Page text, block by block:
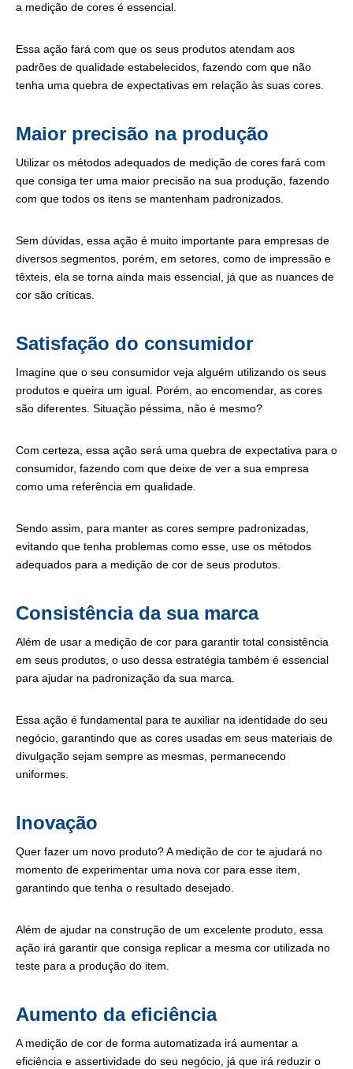
a medição de cores é essencial.
Essa ação fará com que os seus produtos atendam aos
padrões de qualidade estabelecidos, fazendo com que não
tenha uma quebra de expectativas em relação às suas cores.
Maior precisão na produção
Utilizar os métodos adequados de medição de cores fará com
que consiga ter uma maior precisão na sua produção, fazendo
com que todos os itens se mantenham padronizados.
Sem dúvidas, essa ação é muito importante para empresas de
diversos segmentos, porém, em setores, como de impressão e
têxteis, ela se torna ainda mais essencial, já que as nuances de
cor são críticas.
Satisfação do consumidor
Imagine que o seu consumidor veja alguém utilizando os seus
produtos e queira um igual. Porém, ao encomendar, as cores
são diferentes. Situação péssima, não é mesmo?
Com certeza, essa ação será uma quebra de expectativa para o
consumidor, fazendo com que deixe de ver a sua empresa
como uma referência em qualidade.
Sendo assim, para manter as cores sempre padronizadas,
evitando que tenha problemas como esse, use os métodos
adequados para a medição de cor de seus produtos.
Consistência da sua marca
Além de usar a medição de cor para garantir total consistência
em seus produtos, o uso dessa estratégia também é essencial
para ajudar na padronização da sua marca.
Essa ação é fundamental para te auxiliar na identidade do seu
negócio, garantindo que as cores usadas em seus materiais de
divulgação sejam sempre as mesmas, permanecendo
uniformes.
Inovação
Quer fazer um novo produto? A medição de cor te ajudará no
momento de experimentar uma nova cor para esse item,
garantindo que tenha o resultado desejado.
Além de ajudar na construção de um excelente produto, essa
ação irá garantir que consiga replicar a mesma cor utilizada no
teste para a produção do item.
Aumento da eficiência
A medição de cor de forma automatizada irá aumentar a
eficiência e assertividade do seu negócio, já que irá reduzir o